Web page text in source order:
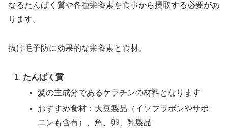
なるたんぱく質や各種栄養素を食事から摂取する必要があ
ります。
抜け毛予防に効果的な栄養素と食材。
たんぱく質
髪の主成分であるケラチンの材料となります
おすすめ食材：大豆製品（イソフラボンやサポ
ニンも含有）、魚、卵、乳製品